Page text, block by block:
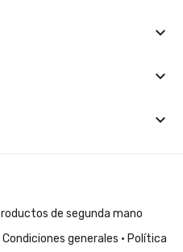
keyboard_arrow_down
keyboard_arrow_down
keyboard_arrow_down
Condiciones generales · Política